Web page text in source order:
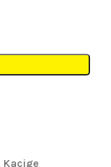
Kacige